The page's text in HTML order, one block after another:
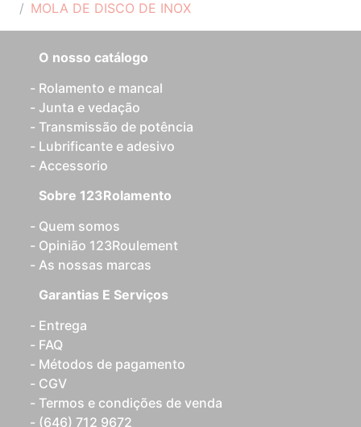
MOLA DE DISCO DE INOX
O nosso catálogo
Rolamento e mancal
Junta e vedação
Transmissão de potência
Lubrificante e adesivo
Accessorio
Sobre 123Rolamento
Quem somos
Opinião 123Roulement
As nossas marcas
Garantias E Serviços
Entrega
FAQ
Métodos de pagamento
CGV
Termos e condições de venda
(646) 712 9672